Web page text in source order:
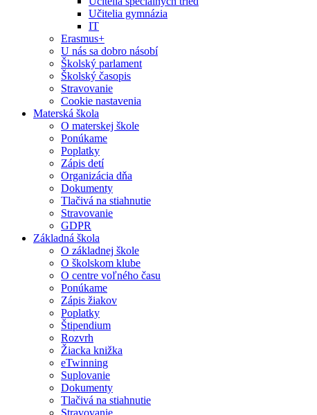
Učitelia gymnázia
IT
Erasmus+
U nás sa dobro násobí
Školský parlament
Školský časopis
Stravovanie
Cookie nastavenia
Materská škola
O materskej škole
Ponúkame
Poplatky
Zápis detí
Organizácia dňa
Dokumenty
Tlačivá na stiahnutie
Stravovanie
GDPR
Základná škola
O základnej škole
O školskom klube
O centre voľného času
Ponúkame
Zápis žiakov
Poplatky
Štipendium
Rozvrh
Žiacka knižka
eTwinning
Suplovanie
Dokumenty
Tlačivá na stiahnutie
Stravovanie